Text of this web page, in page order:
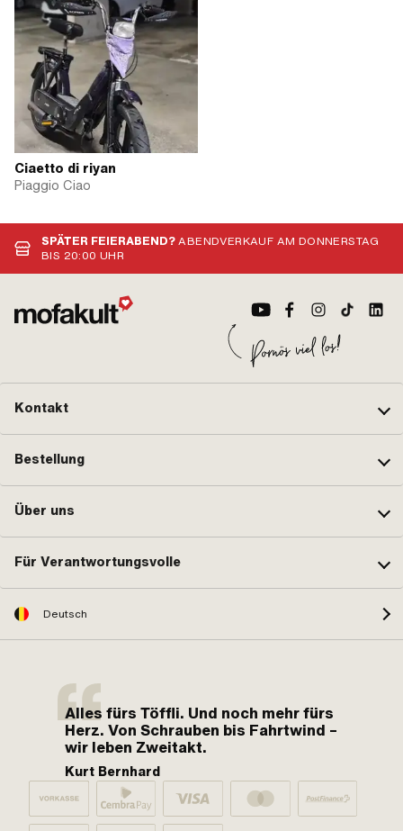
Ciaetto di riyan
Piaggio Ciao
SPÄTER FEIERABEND?ABENDVERKAUF AM DONNERSTAG
BIS 20:00 UHR
Kontakt
Bestellung
Über uns
Für Verantwortungsvolle
Deutsch
Alles fürs Töffli. Und noch mehr fürs
Herz. Von Schrauben bis Fahrtwind –
wir leben Zweitakt.
Kurt Bernhard